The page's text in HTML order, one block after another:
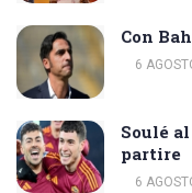
Con
6
Soulé
partire
6